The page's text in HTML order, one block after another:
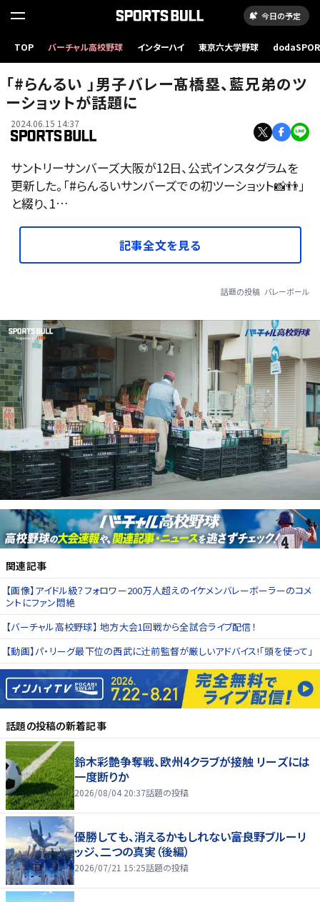
今日の予定
TOP バーチャル高校野球 インターハイ 東京六大学野球
「#らんるい 」男子バレー髙橋塁、藍兄弟のツ
ーショットが話題に
2024.06.15 14:37
サントリーサンバーズ大阪が12日、公式インスタグラムを
更新した。「#らんるいサンバーズでの初ツーショット📸👬」
と綴り、1…
記事全文を見る
話題の投稿 バレーボール
関連記事
【画像】アイドル級？フォロワー200万人超えのイケメンバレーボーラーのコメ
ントにファン悶絶
【バーチャル高校野球】 地方大会1回戦から全試合ライブ配信！
【動画】パ・リーグ最下位の西武に辻󠄀前監督が厳しいアドバイス!「頭を使って」
話題の投稿の新着記事
鈴木彩艶争奪戦、欧州4クラブが接触 リーズには
一度断りか
2026/08/04 20:37話題の投稿
優勝しても、消えるかもしれない――富良野ブルーリ
ッジ、二つの真実（後編）
2026/07/21 15:25話題の投稿